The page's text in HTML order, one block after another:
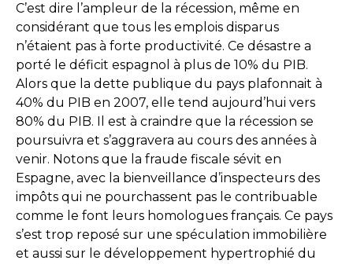
C’est dire l’ampleur de la récession, même en
considérant que tous les emplois disparus
n’étaient pas à forte productivité. Ce désastre a
porté le déficit espagnol à plus de 10% du PIB.
Alors que la dette publique du pays plafonnait à
40% du PIB en 2007, elle tend aujourd’hui vers
80% du PIB. Il est à craindre que la récession se
poursuivra et s’aggravera au cours des années à
venir. Notons que la fraude fiscale sévit en
Espagne, avec la bienveillance d’inspecteurs des
impôts qui ne pourchassent pas le contribuable
comme le font leurs homologues français. Ce pays
s’est trop reposé sur une spéculation immobilière
et aussi sur le développement hypertrophié du